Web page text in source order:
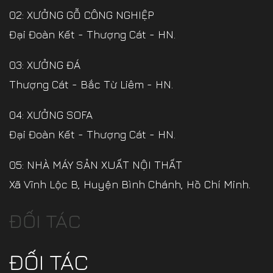
02: XƯỞNG GỖ CÔNG NGHIỆP
Đại Đoàn Kết - Thượng Cát - HN.
03: XƯỞNG ĐÁ
Thượng Cát - Bắc Từ Liêm - HN.
04: XƯỞNG SOFA
Đại Đoàn Kết - Thượng Cát - HN.
05: NHÀ MÁY SẢN XUẤT NỘI THẤT
Xã Vĩnh Lộc B, Huyện Bình Chánh, Hồ Chí Minh.
ĐỐI TÁC
ĐỐI TÁC